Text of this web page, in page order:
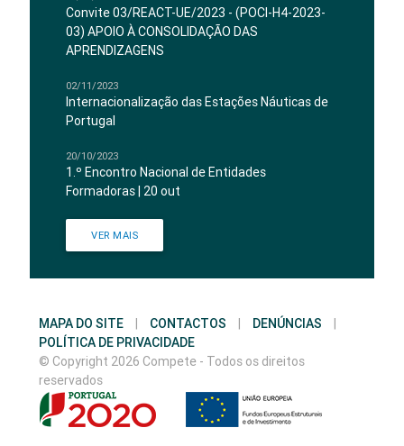
Convite 03/REACT-UE/2023 - (POCI-H4-2023-
03) APOIO À CONSOLIDAÇÃO DAS
APRENDIZAGENS
02/11/2023
Internacionalização das Estações Náuticas de
Portugal
20/10/2023
1.º Encontro Nacional de Entidades
Formadoras | 20 out
VER MAIS
MAPA DO SITE | CONTACTOS | DENÚNCIAS
|
POLÍTICA DE PRIVACIDADE
© Copyright 2026 Compete - Todos os direitos
reservados